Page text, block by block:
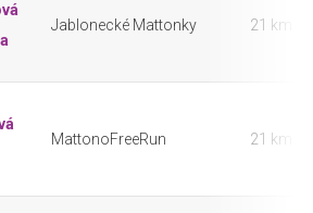
Jablonecké Mattonky 21 km
MattonoFreeRun 21 km